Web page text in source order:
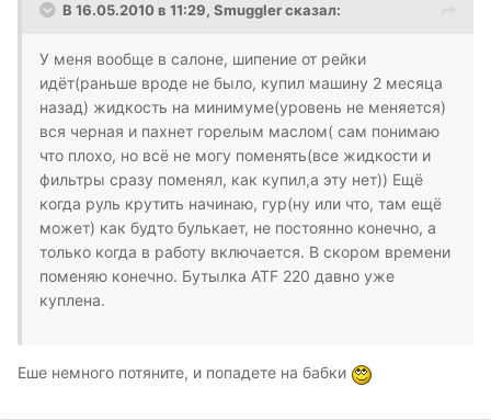
В 16.05.2010 в 11:29, Smuggler сказал:
У меня вообще в салоне, шипение от рейки
идёт(раньше вроде не было, купил машину 2 месяца
назад) жидкость на минимуме(уровень не меняется)
вся черная и пахнет горелым маслом( сам понимаю
что плохо, но всё не могу поменять(все жидкости и
фильтры сразу поменял, как купил,а эту нет)) Ещё
когда руль крутить начинаю, гур(ну или что, там ещё
может) как будто булькает, не постоянно конечно, а
только когда в работу включается. В скором времени
поменяю конечно. Бутылка ATF 220 давно уже
куплена.
Еше немного потяните, и попадете на бабки